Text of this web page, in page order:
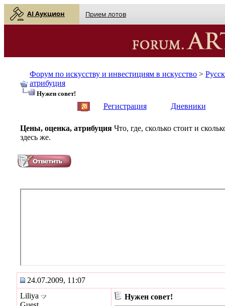
AI Аукцион Прием лотов
Форум по искусству и инвестициям в искусство >
атрибуция
Нужен совет!
Регистрация Дневники
Цены, оценка, атрибуция Что, где, сколько стоит и
здесь же.
24.07.2009, 11:07
Liliya
Нужен совет!